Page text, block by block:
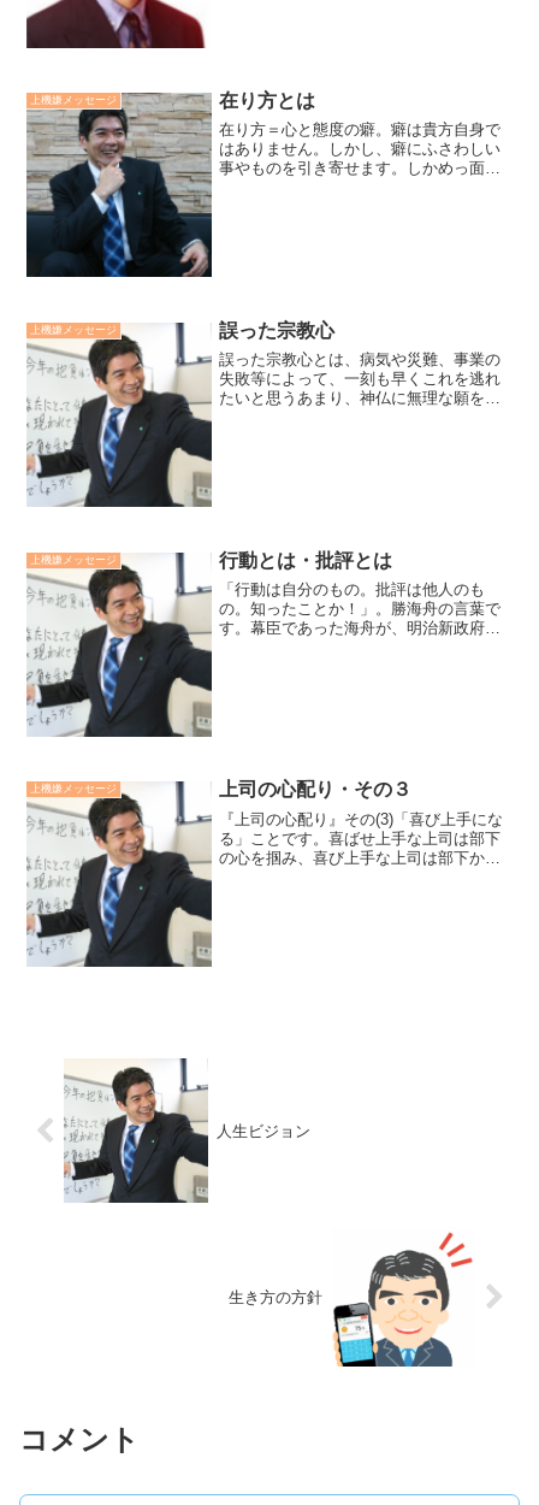
上機嫌メッセージ 在り方とは
在り方＝心と態度の癖。癖は貴方自身で
はありません。しかし、癖にふさわしい
事やものを引き寄せます。しかめっ面や
上機嫌メッセージ 誤った宗教心
誤った宗教心とは、病気や災難、事業の
失敗等によって、一刻も早くこれを逃れ
たいと思うあまり、神仏に無理な願をか
上機嫌メッセージ 行動とは・批評とは
「行動は自分のもの。批評は他人のも
の。知ったことか！」。勝海舟の言葉で
す。幕臣であった海舟が、明治新政府の
上機嫌メッセージ 上司の心配り・その３
『上司の心配り』その(3)「喜び上手にな
る」ことです。喜ばせ上手な上司は部下
の心を掴み、喜び上手な上司は部下から
人生ビジョン
生き方の方針
コメント